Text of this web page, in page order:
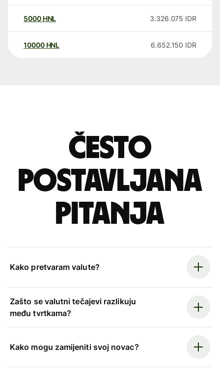
5000 HNL 3.326.075 IDR
10000 HNL 6.652.150 IDR
Često
postavljana
pitanja
Kako pretvaram valute?
Zašto se valutni tečajevi razlikuju
među tvrtkama?
Kako mogu zamijeniti svoj novac?